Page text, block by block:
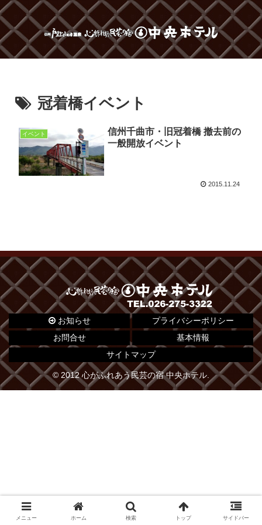
冠着橋イベント
イベント
信州千曲市・旧冠着橋 撤去前の
一般開放イベント
2015.11.24
お知らせ
プライバシーポリシー
お問合せ
基本情報
サイトマップ
© 2012 心がふれあう民芸の宿 中央ホテル.
メニュー ホーム 検索 トップ サイドバー